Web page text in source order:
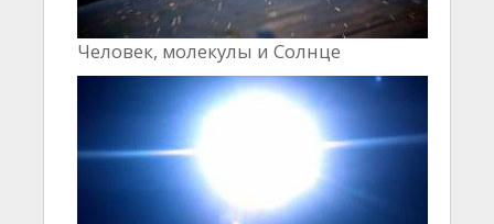
Человек, молекулы и Cолнце